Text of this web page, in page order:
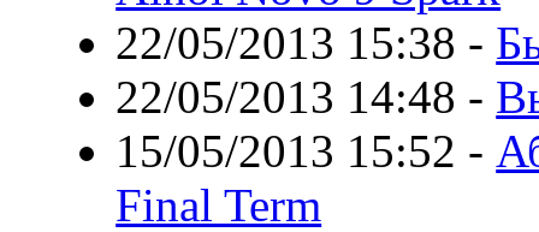
22/05/2013 15:38 -
22/05/2013 14:48 -
15/05/2013 15:52 -
Final Term